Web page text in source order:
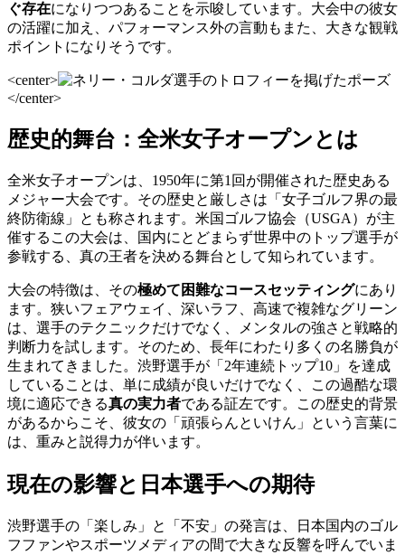
ぐ存在になりつつあることを示唆しています。大会中の彼女
の活躍に加え、パフォーマンス外の言動もまた、大きな観戦
ポイントになりそうです。
<center>
</center>
歴史的舞台：全米女子オープンとは
全米女子オープンは、1950年に第1回が開催された歴史ある
メジャー大会です。その歴史と厳しさは「女子ゴルフ界の最
終防衛線」とも称されます。米国ゴルフ協会（USGA）が主
催するこの大会は、国内にとどまらず世界中のトップ選手が
参戦する、真の王者を決める舞台として知られています。
大会の特徴は、その極めて困難なコースセッティングにあり
ます。狭いフェアウェイ、深いラフ、高速で複雑なグリーン
は、選手のテクニックだけでなく、メンタルの強さと戦略的
判断力を試します。そのため、長年にわたり多くの名勝負が
生まれてきました。渋野選手が「2年連続トップ10」を達成
していることは、単に成績が良いだけでなく、この過酷な環
境に適応できる真の実力者である証左です。この歴史的背景
があるからこそ、彼女の「頑張らんといけん」という言葉に
は、重みと説得力が伴います。
現在の影響と日本選手への期待
渋野選手の「楽しみ」と「不安」の発言は、日本国内のゴル
フファンやスポーツメディアの間で大きな反響を呼んでいま